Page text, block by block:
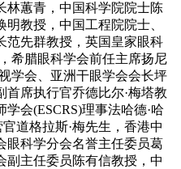
林蕙青，中国科学院院士陈
教授，中国工程院院士、
范先群教授，英国皇家眼科
希腊眼科学会前任主席扬尼
学会、亚洲干眼学会会长坪
首席执行官乔德比尔·梅塔教
会(ESCRS)理事法哈德·哈
道格拉斯·梅先生，香港中
眼科学分会名誉主任委员葛
副主任委员陈有信教授，中